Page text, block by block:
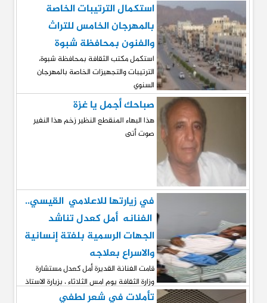
استكمال الترتيبات الخاصة
بالمهرجان الخامس للتراث
والفنون بمحافظة شبوة
استكمل مكتب الثقافة بمحافظة شبوة،
الترتيبات والتجهيزات الخاصة بالمهرجان
السنوي
صباحك أجمل يا غزة
هذا البهاء المنقطع النظير زخم هذا النفير
صوت أتى
في زيارتها للاعلامي القيسي..
الفنانه أمل كعدل تناشد
الجهات الرسمية بلفتة إنسانية
والاسراع بعلاجه
قامت الفنانة القديرة أمل كعدل مستشارة
وزارة الثقافة يوم امس الثلاثاء ، بزيارة الاستاذ
نزار القيسي
تأملات في شعر لطفي